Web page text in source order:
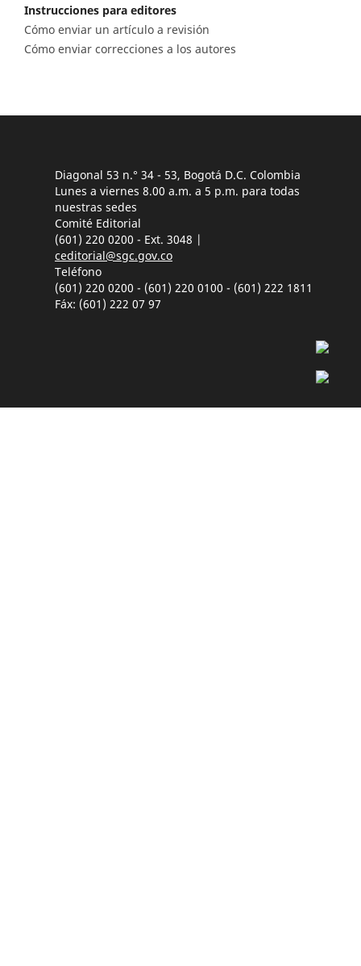
Instrucciones para editores
Cómo enviar un artículo a revisión
Cómo enviar correcciones a los autores
Diagonal 53 n.° 34 - 53, Bogotá D.C. Colombia
Lunes a viernes 8.00 a.m. a 5 p.m. para todas
nuestras sedes
Comité Editorial
(601) 220 0200 - Ext. 3048 |
ceditorial@sgc.gov.co
Teléfono
(601) 220 0200 - (601) 220 0100 - (601) 222 1811
Fáx: (601) 222 07 97